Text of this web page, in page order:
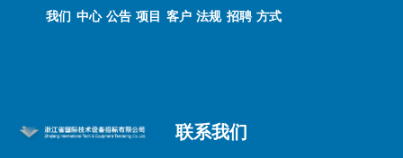
我们 中心 公告 项目 客户 法规 招聘 方式
联系我们